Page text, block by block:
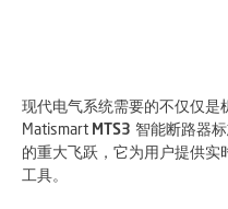
现代电气系统需要的不仅仅是
Matismart MTS3 智能断路器
的重大飞跃，它为用户提供实
工具。